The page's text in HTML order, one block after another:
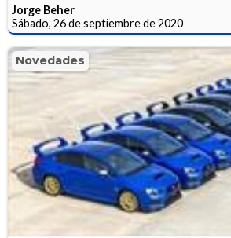
Jorge Beher
Sábado, 26 de septiembre de 2020
Novedades